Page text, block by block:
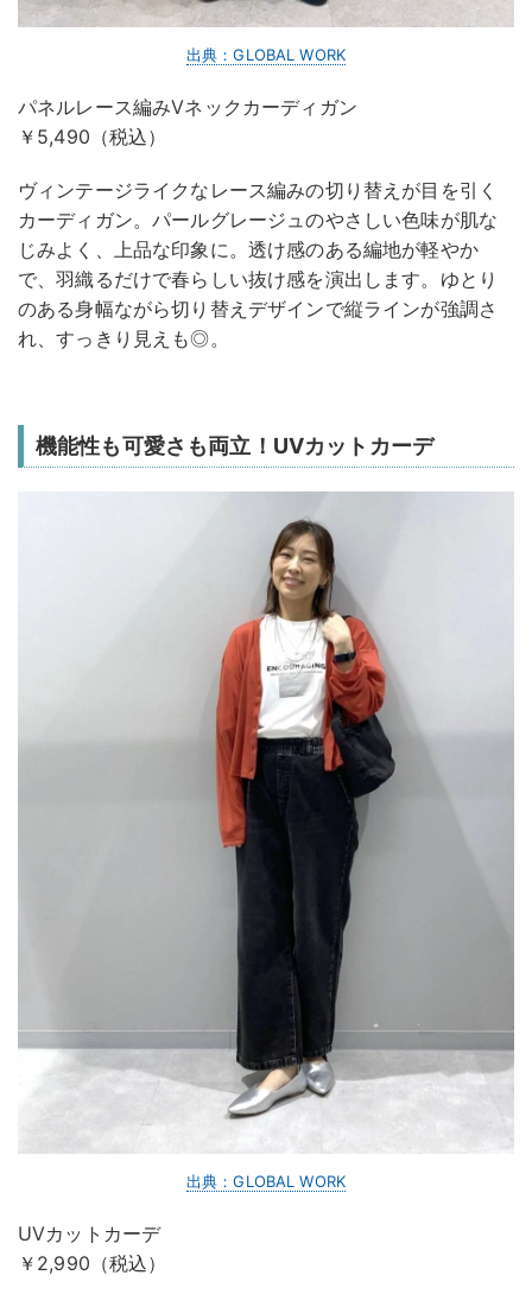
出典：GLOBAL WORK
パネルレース編みVネックカーディガン
￥5,490（税込）
ヴィンテージライクなレース編みの切り替えが目を引く
カーディガン。パールグレージュのやさしい色味が肌な
じみよく、上品な印象に。透け感のある編地が軽やか
で、羽織るだけで春らしい抜け感を演出します。ゆとり
のある身幅ながら切り替えデザインで縦ラインが強調さ
れ、すっきり見えも◎。
機能性も可愛さも両立！UVカットカーデ
出典：GLOBAL WORK
UVカットカーデ
￥2,990（税込）